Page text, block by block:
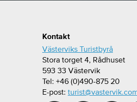
Kontakt
Västerviks Turistbyrå
Stora torget 4, Rådhuset
593 33 Västervik
Tel: +46 (0)490-875 20
E-post: